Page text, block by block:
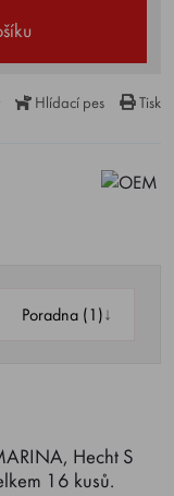
Hlídací pes Tisk
Poradna (1)↓
Hecht S
16 kusů.